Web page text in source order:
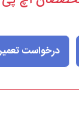
درخواست